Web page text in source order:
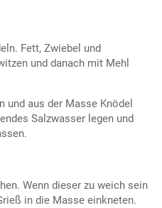
Fett, Zwiebel und
und danach mit Mehl
und aus der Masse Knödel
Salzwasser legen und
Wenn dieser zu weich sein
in die Masse einkneten.